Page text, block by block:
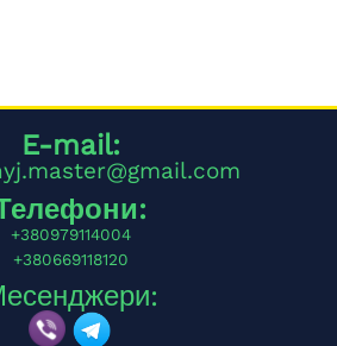
E-mail:
+380979114004
+380669118120